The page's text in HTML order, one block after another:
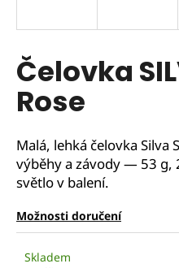
Čelovka
Rose
Malá, lehká čelovka Silva
výběhy a závody — 53 g,
světlo v balení.
Možnosti doručení
Skladem